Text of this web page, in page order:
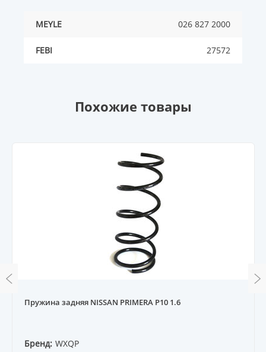
MEYLE 026 827 2000
FEBI 27572
Похожие товары
Пружина задняя NISSAN PRIMERA P10 1.6
Бренд: WXQP